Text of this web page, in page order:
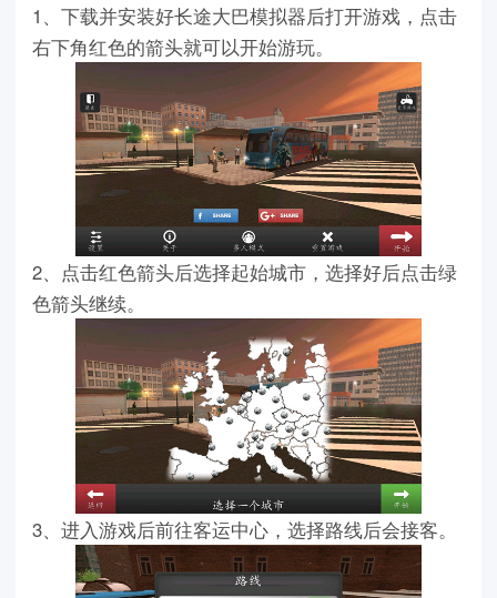
1、下载并安装好长途大巴模拟器后打开游戏，点击
右下角红色的箭头就可以开始游玩。
2、点击红色箭头后选择起始城市，选择好后点击绿
色箭头继续。
3、进入游戏后前往客运中心，选择路线后会接客。